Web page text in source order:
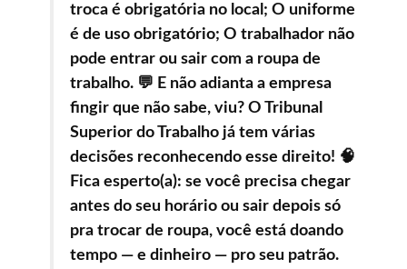
troca é obrigatória no local; O uniforme
é de uso obrigatório; O trabalhador não
pode entrar ou sair com a roupa de
trabalho. 💬 E não adianta a empresa
fingir que não sabe, viu? O Tribunal
Superior do Trabalho já tem várias
decisões reconhecendo esse direito! 🧠
Fica esperto(a): se você precisa chegar
antes do seu horário ou sair depois só
pra trocar de roupa, você está doando
tempo — e dinheiro — pro seu patrão.